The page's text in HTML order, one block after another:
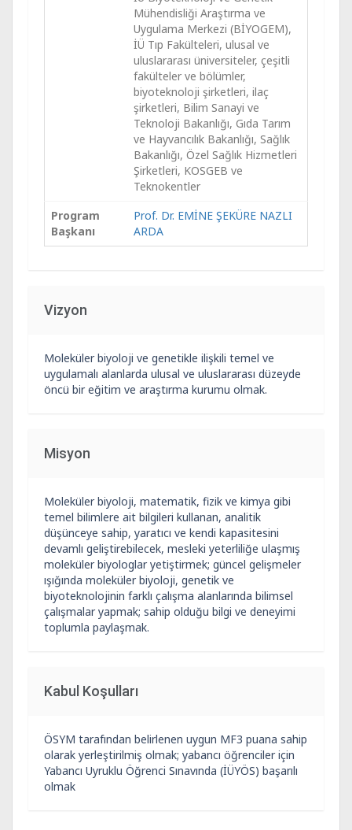
Mühendisliği Araştırma ve
Uygulama Merkezi (BİYOGEM),
İÜ Tıp Fakülteleri, ulusal ve
uluslararası üniversiteler, çeşitli
fakülteler ve bölümler,
biyoteknoloji şirketleri, ilaç
şirketleri, Bilim Sanayi ve
Teknoloji Bakanlığı, Gıda Tarım
ve Hayvancılık Bakanlığı, Sağlık
Bakanlığı, Özel Sağlık Hizmetleri
Şirketleri, KOSGEB ve
Teknokentler
Program
Başkanı
Prof. Dr. EMİNE ŞEKÜRE NAZLI
ARDA
Vizyon
Moleküler biyoloji ve genetikle ilişkili temel ve
uygulamalı alanlarda ulusal ve uluslararası düzeyde
öncü bir eğitim ve araştırma kurumu olmak.
Misyon
Moleküler biyoloji, matematik, fizik ve kimya gibi
temel bilimlere ait bilgileri kullanan, analitik
düşünceye sahip, yaratıcı ve kendi kapasitesini
devamlı geliştirebilecek, mesleki yeterliliğe ulaşmış
moleküler biyologlar yetiştirmek; güncel gelişmeler
ışığında moleküler biyoloji, genetik ve
biyoteknolojinin farklı çalışma alanlarında bilimsel
çalışmalar yapmak; sahip olduğu bilgi ve deneyimi
toplumla paylaşmak.
Kabul Koşulları
ÖSYM tarafından belirlenen uygun MF3 puana sahip
olarak yerleştirilmiş olmak; yabancı öğrenciler için
Yabancı Uyruklu Öğrenci Sınavında (İÜYÖS) başarılı
olmak